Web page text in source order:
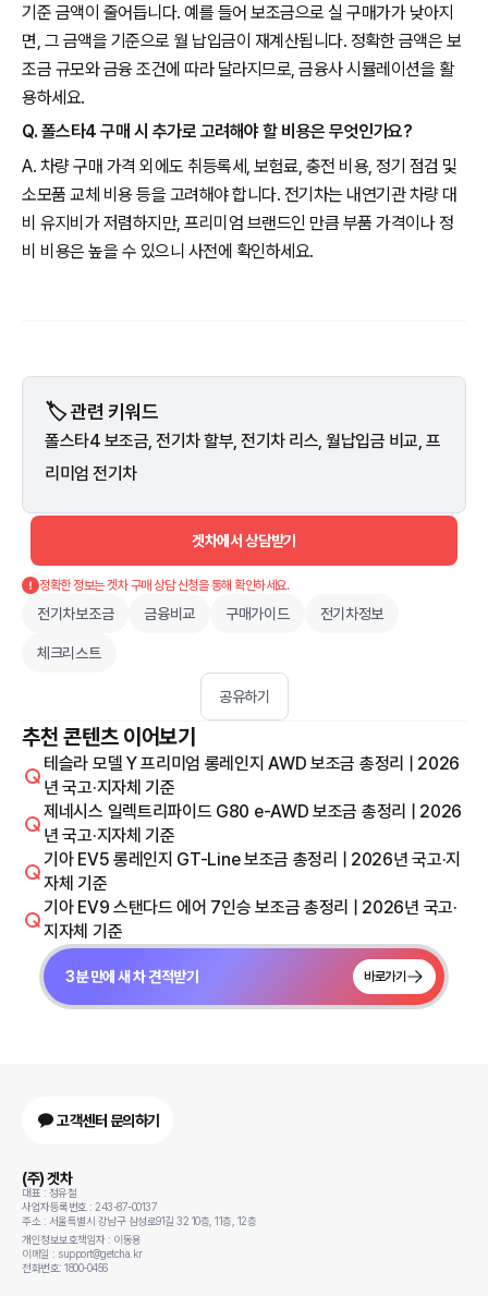
기준 금액이 줄어듭니다. 예를 들어 보조금으로 실 구매가가 낮아지
면, 그 금액을 기준으로 월 납입금이 재계산됩니다. 정확한 금액은 보
조금 규모와 금융 조건에 따라 달라지므로, 금융사 시뮬레이션을 활
용하세요.
Q. 폴스타4 구매 시 추가로 고려해야 할 비용은 무엇인가요?
A. 차량 구매 가격 외에도 취등록세, 보험료, 충전 비용, 정기 점검 및
소모품 교체 비용 등을 고려해야 합니다. 전기차는 내연기관 차량 대
비 유지비가 저렴하지만, 프리미엄 브랜드인 만큼 부품 가격이나 정
비 비용은 높을 수 있으니 사전에 확인하세요.
🏷️ 관련 키워드
폴스타4 보조금, 전기차 할부, 전기차 리스, 월납입금 비교, 프
리미엄 전기차
겟차에서 상담받기
정확한 정보는 겟차 구매 상담 신청을 통해 확인하세요.
전기차보조금 금융비교 구매가이드 전기차정보
체크리스트
공유하기
추천 콘텐츠 이어보기
테슬라 모델 Y 프리미엄 롱레인지 AWD 보조금 총정리 | 2026
년 국고·지자체 기준
제네시스 일렉트리파이드 G80 e-AWD 보조금 총정리 | 2026
년 국고·지자체 기준
기아 EV5 롱레인지 GT-Line 보조금 총정리 | 2026년 국고·지
자체 기준
기아 EV9 스탠다드 에어 7인승 보조금 총정리 | 2026년 국고·
지자체 기준
3분 만에 새 차 견적받기 바로가기
고객센터 문의하기
(주) 겟차
대표 : 정유철
사업자등록번호 : 243-87-00137
주소 : 서울특별시 강남구 삼성로91길 32 10층, 11층, 12층
개인정보보호책임자 : 이동용
이메일 : support@getcha.kr
전화번호: 1800-0456